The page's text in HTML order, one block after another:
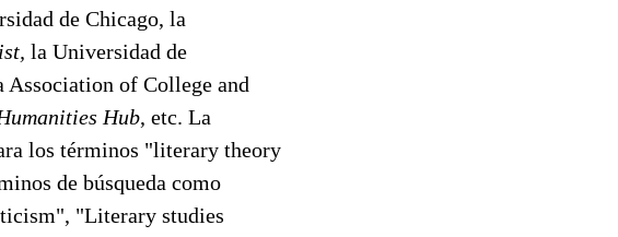
de Chicago, la
la Universidad de
Association of College and
Hub, etc. La
los términos "literary theory
de búsqueda como
"Literary studies